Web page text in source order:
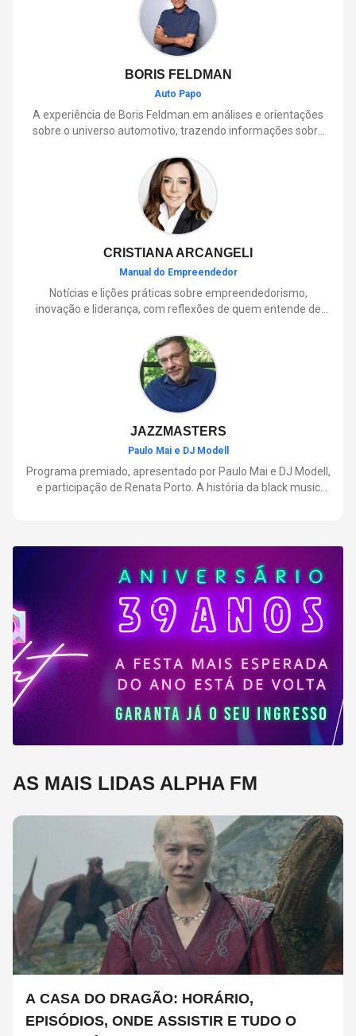
BORIS FELDMAN
Auto Papo
A experiência de Boris Feldman em análises e orientações
sobre o universo automotivo, trazendo informações sobre
que envolve o dia a dia dos motoristas.
CRISTIANA ARCANGELI
Manual do Empreendedor
Notícias e lições práticas sobre empreendedorismo,
inovação e liderança, com reflexões de quem entende de
JAZZMASTERS
Paulo Mai e DJ Modell
Programa premiado, apresentado por Paulo Mai e DJ Modell,
e participação de Renata Porto. A história da black music
AS MAIS LIDAS ALPHA FM
A CASA DO DRAGÃO: HORÁRIO,
EPISÓDIOS, ONDE ASSISTIR E TUDO O